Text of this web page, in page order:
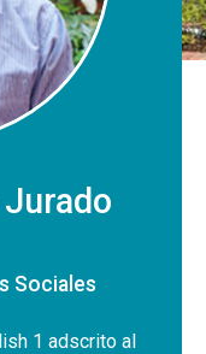
Sociales
1 adscrito al